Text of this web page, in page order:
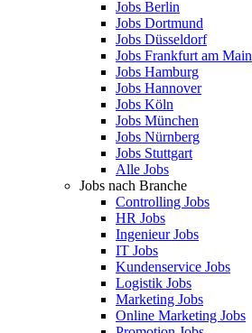
Jobs Berlin
Jobs Dortmund
Jobs Düsseldorf
Jobs Frankfurt am Main
Jobs Hamburg
Jobs Hannover
Jobs Köln
Jobs München
Jobs Nürnberg
Jobs Stuttgart
Alle Jobs
Jobs nach Branche
Controlling Jobs
HR Jobs
Ingenieur Jobs
IT Jobs
Kundenservice Jobs
Logistik Jobs
Marketing Jobs
Online Marketing Jobs